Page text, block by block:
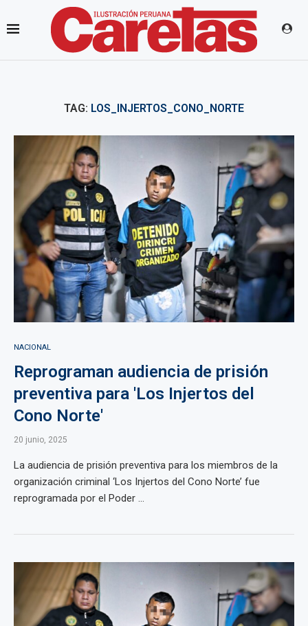
TAG: LOS_INJERTOS_CONO_NORTE
NACIONAL
Reprograman audiencia de prisión
preventiva para 'Los Injertos del
Cono Norte'
20 junio, 2025
La audiencia de prisión preventiva para los miembros de la
organización criminal ‘Los Injertos del Cono Norte’ fue
reprogramada por el Poder ...